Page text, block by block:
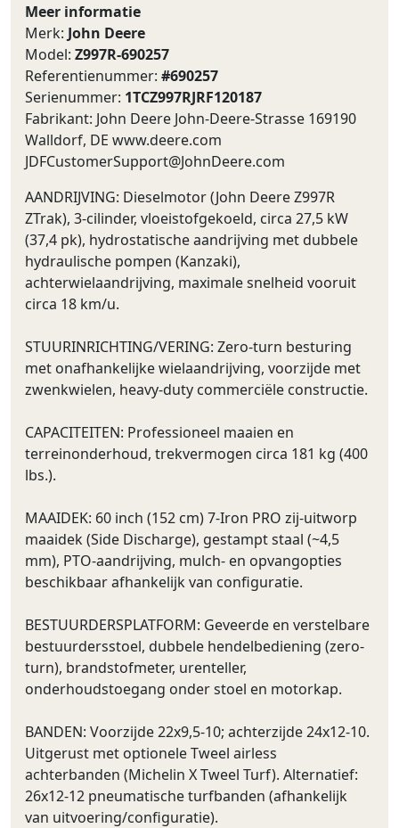
Meer informatie
Merk: John Deere
Model: Z997R-690257
Referentienummer: #690257
Serienummer: 1TCZ997RJRF120187
Fabrikant: John Deere John-Deere-Strasse 169190
Walldorf, DE www.deere.com
JDFCustomerSupport@JohnDeere.com
AANDRIJVING: Dieselmotor (John Deere Z997R
ZTrak), 3-cilinder, vloeistofgekoeld, circa 27,5 kW
(37,4 pk), hydrostatische aandrijving met dubbele
hydraulische pompen (Kanzaki),
achterwielaandrijving, maximale snelheid vooruit
circa 18 km/u.
STUURINRICHTING/VERING: Zero-turn besturing
met onafhankelijke wielaandrijving, voorzijde met
zwenkwielen, heavy-duty commerciële constructie.
CAPACITEITEN: Professioneel maaien en
terreinonderhoud, trekvermogen circa 181 kg (400
lbs.).
MAAIDEK: 60 inch (152 cm) 7-Iron PRO zij-uitworp
maaidek (Side Discharge), gestampt staal (~4,5
mm), PTO-aandrijving, mulch- en opvangopties
beschikbaar afhankelijk van configuratie.
BESTUURDERSPLATFORM: Geveerde en verstelbare
bestuurdersstoel, dubbele hendelbediening (zero-
turn), brandstofmeter, urenteller,
onderhoudstoegang onder stoel en motorkap.
BANDEN: Voorzijde 22x9,5-10; achterzijde 24x12-10.
Uitgerust met optionele Tweel airless
achterbanden (Michelin X Tweel Turf). Alternatief:
26x12-12 pneumatische turfbanden (afhankelijk
van uitvoering/configuratie).